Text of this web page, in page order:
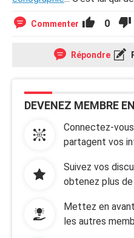
comprimé
Je pense avoir fait le tour,
cela est lié, mais je
Merci d'avance pour vos
Commenter 0
Répondre
DEVENEZ MEMBRE
Connectez-
partagent vos
Suivez vos
obtenez plus
Mettez en
les autres